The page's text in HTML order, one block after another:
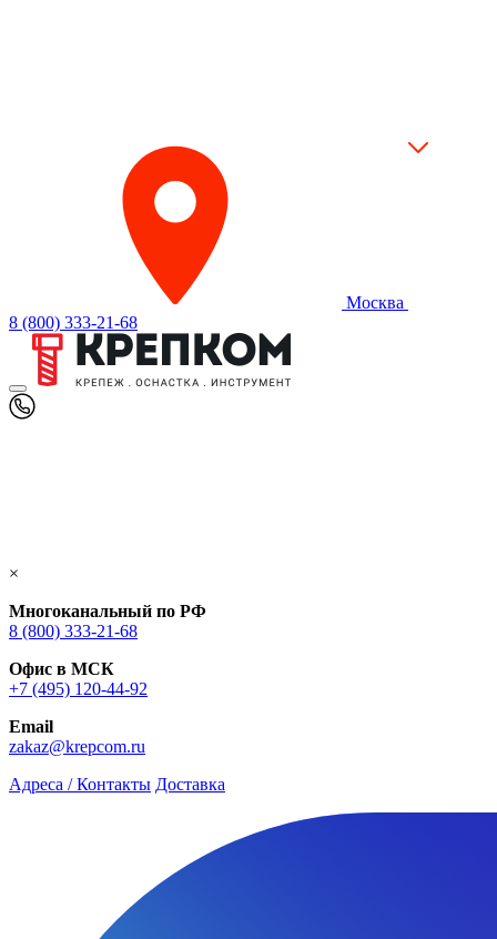
Москва
8 (800) 333-21-68
×
Многоканальный по РФ
8 (800) 333‑21-68
Офис в МСК
+7 (495) 120-44-92
Email
zakaz@krepcom.ru
Адреса / Контакты Доставка